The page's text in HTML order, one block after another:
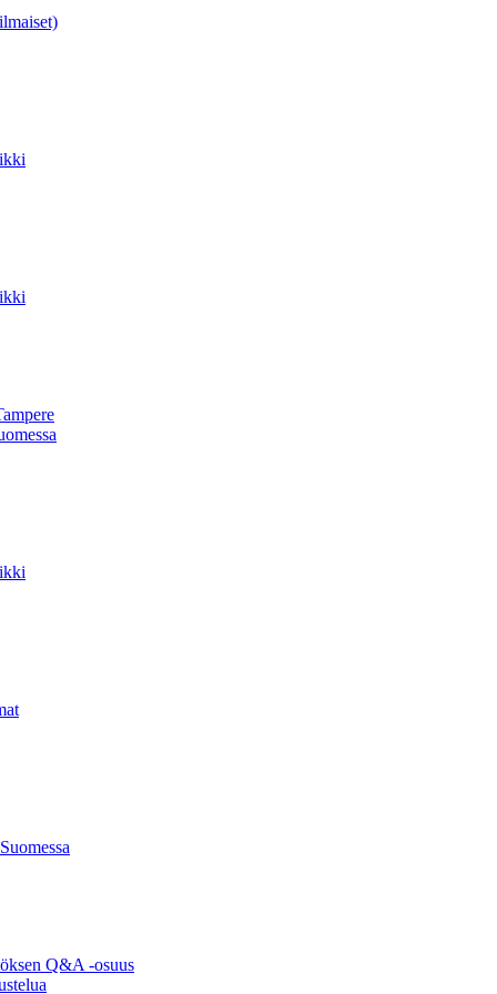
Q&A -osuus